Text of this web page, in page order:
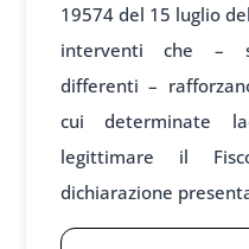
19574 del 15 luglio
interventi che –
differenti –
cui determinate
legittimare il
dichiarazione